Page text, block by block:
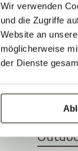
Wir verwenden
und die Zugriffe
Website an
möglicherweise
der Dienste